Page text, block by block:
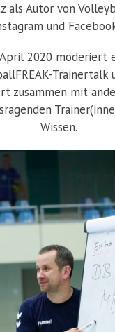
als Autor von
und
2020 moderiert
zusammen mit
Wissen.